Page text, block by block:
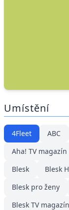
Umístění
4Fleet ABC
Aha! TV magazín
Blesk
Blesk
Blesk pro ženy
Blesk TV magazín